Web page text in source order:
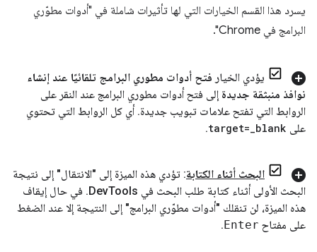
يسرد هذا القسم الخيارات التي لها تأثيرات شاملة في "أدوات مطوّري
البرامج في Chrome".
يؤدي الخيار فتح أدوات مطوري البرامج تلقائيًا عند إنشاء
نوافذ منبثقة جديدة إلى فتح أدوات مطوري البرامج عند النقر على
الروابط التي تفتح علامات تبويب جديدة. أي كل الروابط التي تحتوي
على
target=_blank
.
البحث أثناء الكتابة: تؤدي هذه الميزة إلى "الانتقال" إلى نتيجة
البحث الأولى أثناء كتابة طلب البحث في Dev Tools
. في حال إيقاف
هذه الميزة، لن تنقلك "أدوات مطوّري البرامج" إلى النتيجة إلا عند الضغط
على مفتاح Enter
.